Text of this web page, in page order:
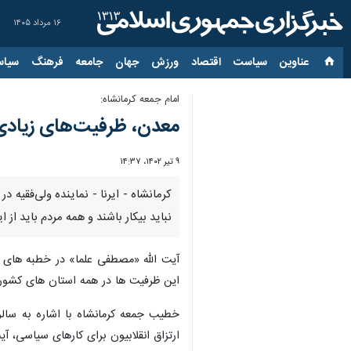
۱۶ مرداد ۱۴۰۵
عناوین‌ سیاست اقتصاد ورزش جهان جامعه فرهنگ
امام جمعه کرمانشاه:
معدن، ظرفیت‌های
۹ تیر ۱۴۰۲، ۱۴:۳۷